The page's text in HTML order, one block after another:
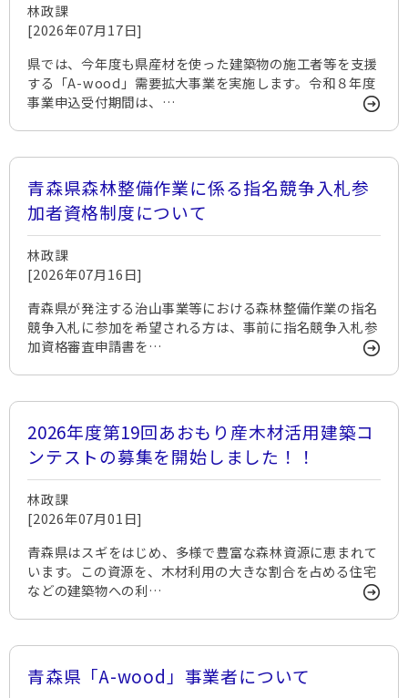
林政課
[2026年07月17日]
県では、今年度も県産材を使った建築物の施工者等を支援
する「A-wood」需要拡大事業を実施します。令和８年度
事業申込受付期間は、…
青森県森林整備作業に係る指名競争入札参
加者資格制度について
林政課
[2026年07月16日]
青森県が発注する治山事業等における森林整備作業の指名
競争入札に参加を希望される方は、事前に指名競争入札参
加資格審査申請書を…
2026年度第19回あおもり産木材活用建築コ
ンテストの募集を開始しました！！
林政課
[2026年07月01日]
青森県はスギをはじめ、多様で豊富な森林資源に恵まれて
います。この資源を、木材利用の大きな割合を占める住宅
などの建築物への利…
青森県「A-wood」事業者について